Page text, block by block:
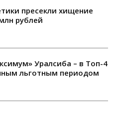
пресекли хищение
рублей
Уралсиба – в Топ-4
льготным периодом